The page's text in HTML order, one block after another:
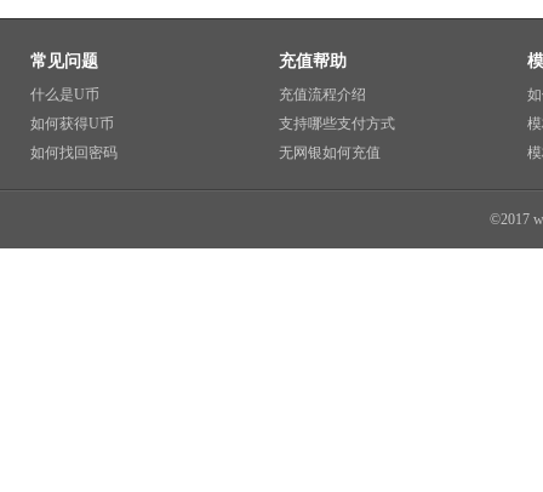
常见问题
什么是U币
如何获得U币
如何找回密码
充值帮助
充值流程介绍
支持哪些支付方式
无网银如何充值
©2017